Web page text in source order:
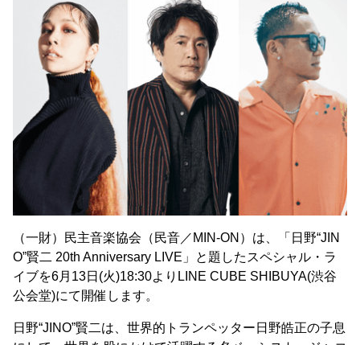
（一財）民主音楽協会（民音／MIN-ON）は、「日野“JIN
O”賢二 20th Anniversary LIVE」と題したスペシャル・ラ
イブを6月13日(火)18:30よりLINE CUBE SHIBUYA(渋谷
公会堂)にて開催します。
日野“JINO”賢二は、世界的トランペッター日野皓正の子息